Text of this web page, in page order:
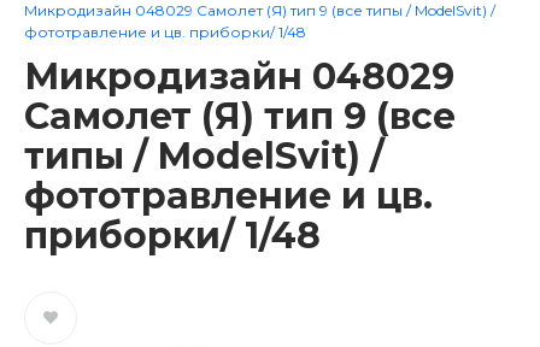
Микродизайн 048029 Самолет (Я) тип 9 (все типы / ModelSvit) /
фототравление и цв. приборки/ 1/48
Микродизайн 048029
Самолет (Я) тип 9 (все
типы / ModelSvit) /
фототравление и цв.
приборки/ 1/48